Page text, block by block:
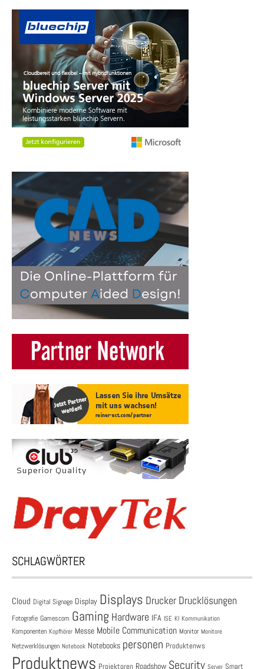
SCHLAGWÖRTER
Cloud Digital Signage Display Displays Drucker Drucklösungen
Fotografie Gamescom Gaming Hardware IFA ISE KI Kommunikation
Komponenten Kopfhörer Messe Mobile Communication Monitor Monitore
Netzwerklösungen Notebook Notebooks personen Produktenws
Produktnews Projektoren Roadshow Security Server Smart